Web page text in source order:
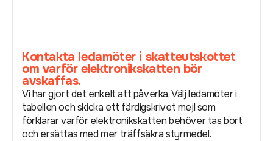
Kontakta ledamöter i skatteutskottet
om varför elektronikskatten bör
avskaffas.
Vi har gjort det enkelt att påverka. Välj ledamöter i
tabellen och skicka ett färdigskrivet mejl som
förklarar varför elektronikskatten behöver tas bort
och ersättas med mer träffsäkra styrmedel.